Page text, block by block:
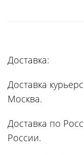
Доставка:
Доставка
Москва.
Доставка по
России.